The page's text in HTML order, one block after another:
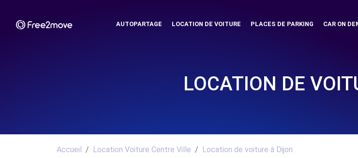
AUTOPARTAGE LOCATION DE VOITURE PLACES DE PARKING CAR ON
LOCATION DE
Accueil Location Voiture Centre Ville Location de voiture à Dijon